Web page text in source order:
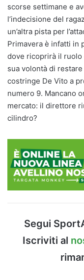
scorse settimane e
l’indecisione del
un’altra pista per
Primavera è infatti in
dove ricoprirà il
sua volontà di
costringe De Vito a
numero 9. Mancano
mercato: il direttore
cilindro?
Segui
Iscriviti al